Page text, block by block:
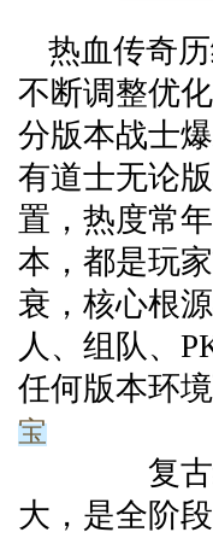
热血传奇
不断调整优
分版本战士
有道士无论
置，热度常
本，都是玩
衰，核心根
人、组队、
任何版本环
宝
复古经典
大，是全阶